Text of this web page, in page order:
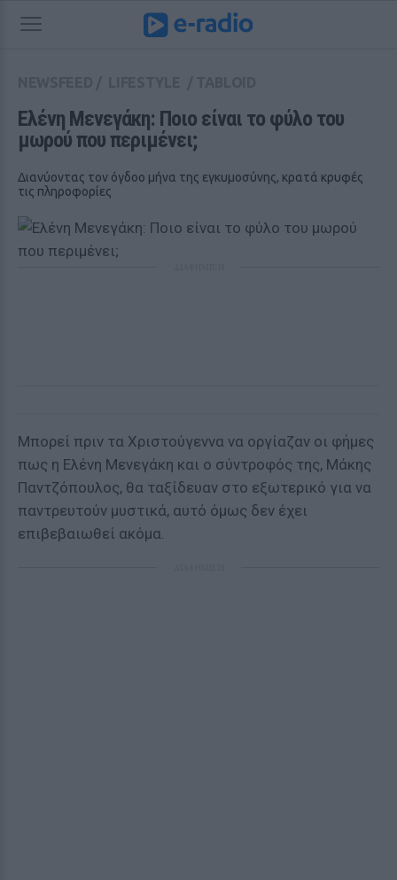
Ελένη Μενεγάκη: Ποιο είναι το φύλο του
μωρού που περιμένει;
Διανύοντας τον όγδοο μήνα της εγκυμοσύνης, κρατά κρυφές
τις πληροφορίες
Μπορεί πριν τα Χριστούγεννα να οργίαζαν οι φήμες
πως η Ελένη Μενεγάκη και ο σύντροφός της, Μάκης
Παντζόπουλος, θα ταξίδευαν στο εξωτερικό για να
παντρευτούν μυστικά, αυτό όμως δεν έχει
επιβεβαιωθεί ακόμα.